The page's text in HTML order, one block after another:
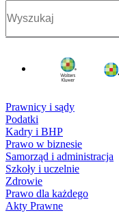
Prawnicy i sądy
Podatki
Kadry i BHP
Prawo w biznesie
Samorząd i administracja
Szkoły i uczelnie
Zdrowie
Prawo dla każdego
Akty Prawne